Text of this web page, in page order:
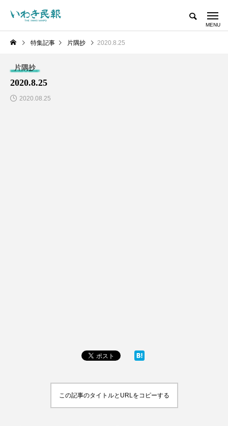
特集記事 片隅抄 2020.8.25
片隅抄
2020.8.25
2020.08.25
この記事のタイトルとURLをコピーする